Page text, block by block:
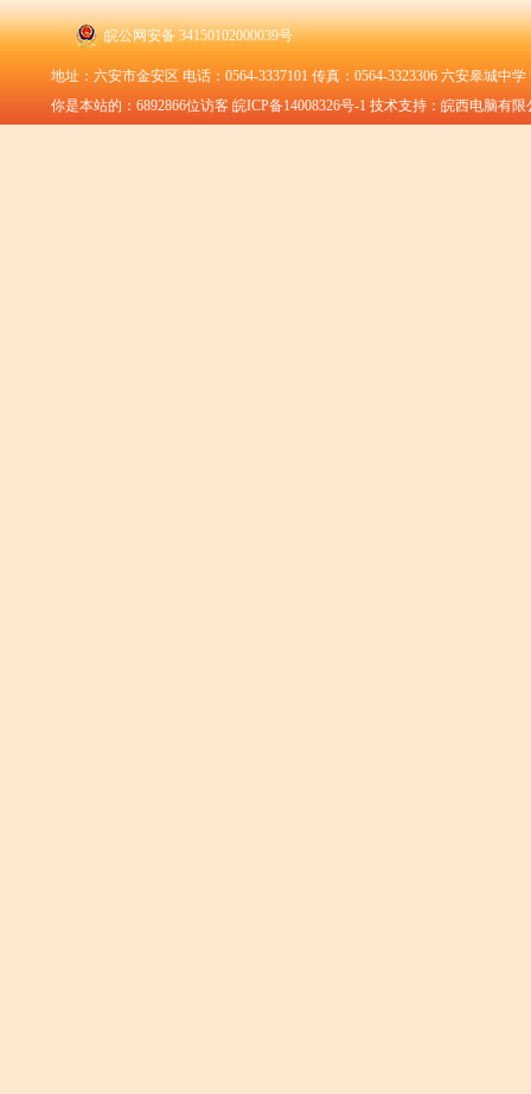
皖公网安备 34150102000039号
地址：六安市金安区 电话：0564-3337101 传真：0564-3323306 六安皋城中
你是本站的： 6892866位访客 皖ICP备14008326号-1 技术支持：皖西电脑有